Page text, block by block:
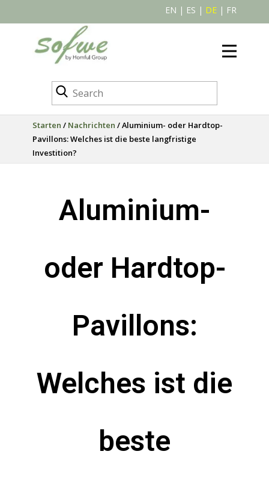
EN | ES | DE | FR
Starten / Nachrichten / Aluminium- oder Hardtop-
Pavillons: Welches ist die beste langfristige
Investition?
Aluminium-
oder Hardtop-
Pavillons:
Welches ist die
beste